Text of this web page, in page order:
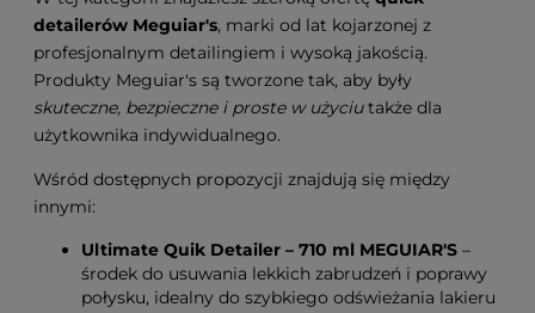
detailerów Meguiar's, marki od lat kojarzonej z
profesjonalnym detailingiem i wysoką jakością.
Produkty Meguiar's są tworzone tak, aby były
skuteczne, bezpieczne i proste w użyciutakże dla
użytkownika indywidualnego.
Wśród dostępnych propozycji znajdują się między
innymi:
Ultimate Quik Detailer – 710 ml MEGUIAR'S –
środek do usuwania lekkich zabrudzeń i poprawy
połysku, idealny do szybkiego odświeżania lakieru